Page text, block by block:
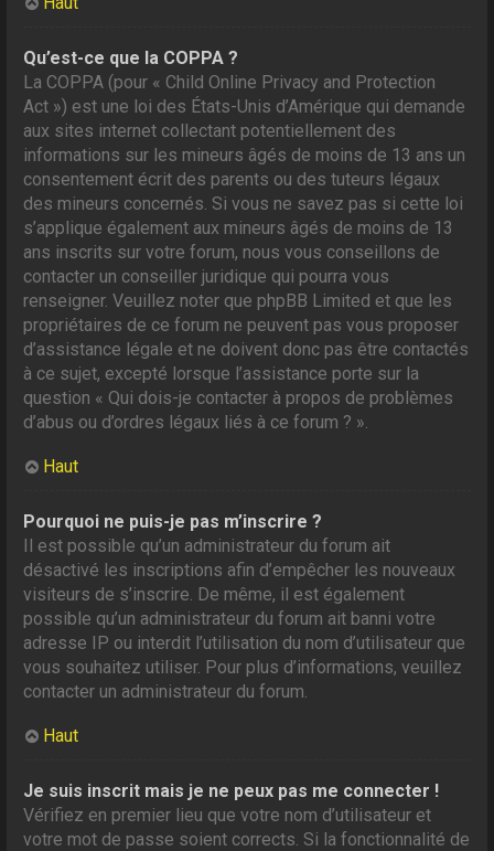
Qu’est-ce que la COPPA ?
La COPPA (pour « Child Online Privacy and Protection
Act ») est une loi des États-Unis d’Amérique qui demande
aux sites internet collectant potentiellement des
informations sur les mineurs âgés de moins de 13 ans un
consentement écrit des parents ou des tuteurs légaux
des mineurs concernés. Si vous ne savez pas si cette loi
s’applique également aux mineurs âgés de moins de 13
ans inscrits sur votre forum, nous vous conseillons de
contacter un conseiller juridique qui pourra vous
renseigner. Veuillez noter que phpBB Limited et que les
propriétaires de ce forum ne peuvent pas vous proposer
d’assistance légale et ne doivent donc pas être contactés
à ce sujet, excepté lorsque l’assistance porte sur la
question « Qui dois-je contacter à propos de problèmes
d’abus ou d’ordres légaux liés à ce forum ? ».
Haut
Pourquoi ne puis-je pas m’inscrire ?
Il est possible qu’un administrateur du forum ait
désactivé les inscriptions afin d’empêcher les nouveaux
visiteurs de s’inscrire. De même, il est également
possible qu’un administrateur du forum ait banni votre
adresse IP ou interdit l’utilisation du nom d’utilisateur que
vous souhaitez utiliser. Pour plus d’informations, veuillez
contacter un administrateur du forum.
Haut
Je suis inscrit mais je ne peux pas me connecter !
Vérifiez en premier lieu que votre nom d’utilisateur et
votre mot de passe soient corrects. Si la fonctionnalité de